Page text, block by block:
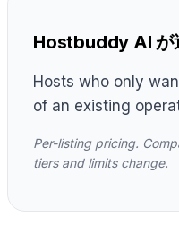
Hostbuddy AI が
Hosts who only
of an existing
Per-listing pricing.
tiers and limits change.